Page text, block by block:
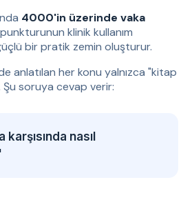
4000'in üzerinde vaka
klinik kullanım
bir pratik zemin oluşturur.
anlatılan her konu yalnızca "kitap
Şu soruya cevap verir:
nasıl